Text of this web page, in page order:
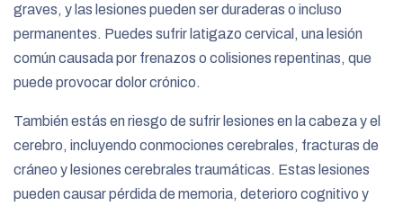
graves, y las lesiones pueden ser duraderas o incluso
permanentes. Puedes sufrir latigazo cervical, una lesión
común causada por frenazos o colisiones repentinas, que
puede provocar dolor crónico.
También estás en riesgo de sufrir lesiones en la cabeza y el
cerebro, incluyendo conmociones cerebrales, fracturas de
cráneo y lesiones cerebrales traumáticas. Estas lesiones
pueden causar pérdida de memoria, deterioro cognitivo y